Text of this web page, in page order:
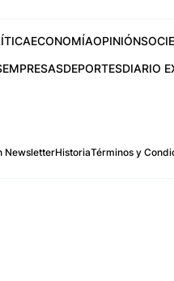
ECONOMÍAOPINIÓN
EMPRESASDEPORTESDIARIO
NewsletterHistoriaTérminos y